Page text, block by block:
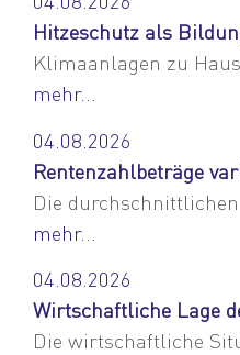
Hitzeschutz als
Klimaanlagen zu
mehr...
04.08.2026
Rentenzahlbeträge
Die
mehr...
04.08.2026
Wirtschaftliche Lage
Die wirtschaftliche